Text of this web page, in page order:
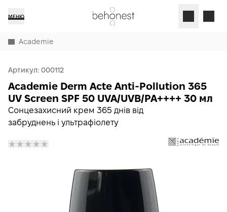
МЕНЮ
Academie
Артикул: 000112
Сонцезахисний крем 365 днів від
забруднень і ультрафіолету
Academie Derm Acte Anti-Pollution 365
UV Screen SPF 50 UVA/UVB/PA++++ 30 мл